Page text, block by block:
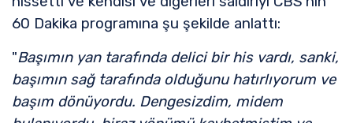
60 Dakika programına şu şekilde anlattı:
"Başımın yan tarafında delici bir his vardı, sanki,
başımın sağ tarafında olduğunu hatırlıyorum ve
başım dönüyordu. Dengesizdim, midem